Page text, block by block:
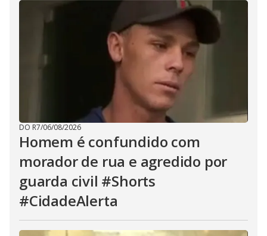
DO R7/06/08/2026
Homem é confundido com
morador de rua e agredido por
guarda civil #Shorts
#CidadeAlerta